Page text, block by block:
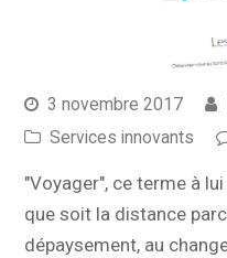
3 novembre 2017
Services innovants
"Voyager", ce terme à
que soit la distance
dépaysement, au